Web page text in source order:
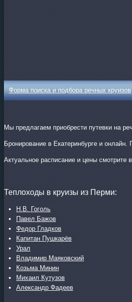
Форма поиска и подбора речных круизов
Мы предлагаем приобрести путевки на
Бронирование в Екатеринбурге и
Актуальное расписание и цены смотрите
Теплоходы в круизы из Перми:
Н.В. Гоголь
Павел Бажов
Федор Гладков
Капитан Пушкарёв
Урал
Владимир Маяковский
Козьма Минин
Михаил Кутузов
Александр Фадеев